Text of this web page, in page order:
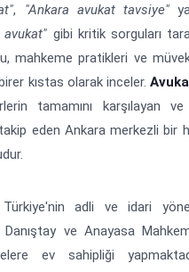
, "Ankara avukat tavsiye"
gibi kritik sorguları
mahkeme pratikleri ve
kıstas olarak inceler.
tamamını karşılayan
eden Ankara merkezli bir
Türkiye'nin adli ve idari
Danıştay ve Anayasa
ev sahipliği